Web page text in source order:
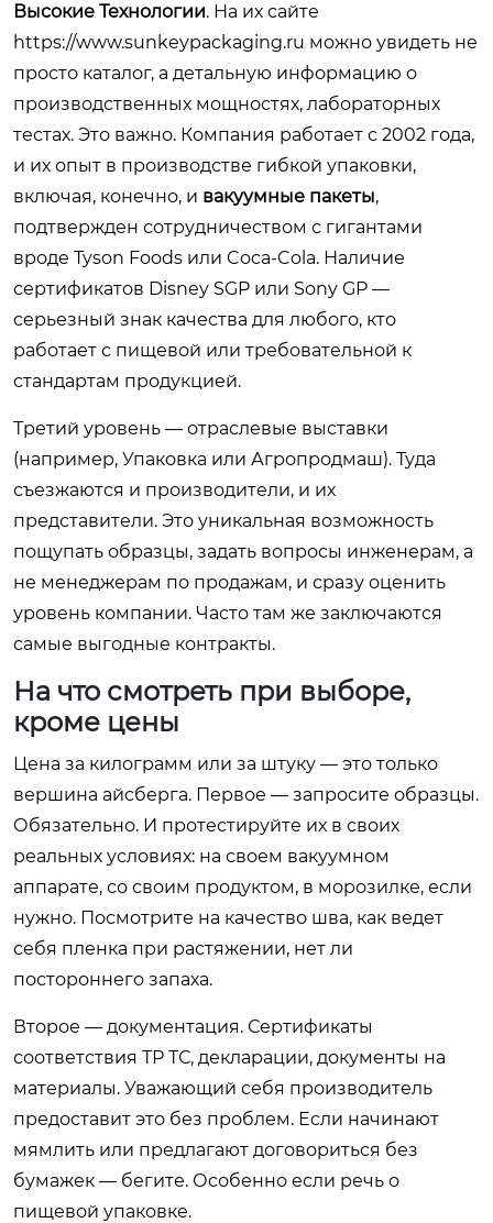
Высокие Технологии. На их сайте
https://www.sunkeypackaging.ru можно увидеть не
просто каталог, а детальную информацию о
производственных мощностях, лабораторных
тестах. Это важно. Компания работает с 2002 года,
и их опыт в производстве гибкой упаковки,
включая, конечно, и вакуумные пакеты,
подтвержден сотрудничеством с гигантами
вроде Tyson Foods или Coca-Cola. Наличие
сертификатов Disney SGP или Sony GP —
серьезный знак качества для любого, кто
работает с пищевой или требовательной к
стандартам продукцией.
Третий уровень — отраслевые выставки
(например, Упаковка или Агропродмаш). Туда
съезжаются и производители, и их
представители. Это уникальная возможность
пощупать образцы, задать вопросы инженерам, а
не менеджерам по продажам, и сразу оценить
уровень компании. Часто там же заключаются
самые выгодные контракты.
На что смотреть при выборе,
кроме цены
Цена за килограмм или за штуку — это только
вершина айсберга. Первое — запросите образцы.
Обязательно. И протестируйте их в своих
реальных условиях: на своем вакуумном
аппарате, со своим продуктом, в морозилке, если
нужно. Посмотрите на качество шва, как ведет
себя пленка при растяжении, нет ли
постороннего запаха.
Второе — документация. Сертификаты
соответствия ТР ТС, декларации, документы на
материалы. Уважающий себя производитель
предоставит это без проблем. Если начинают
мямлить или предлагают договориться без
бумажек — бегите. Особенно если речь о
пищевой упаковке.